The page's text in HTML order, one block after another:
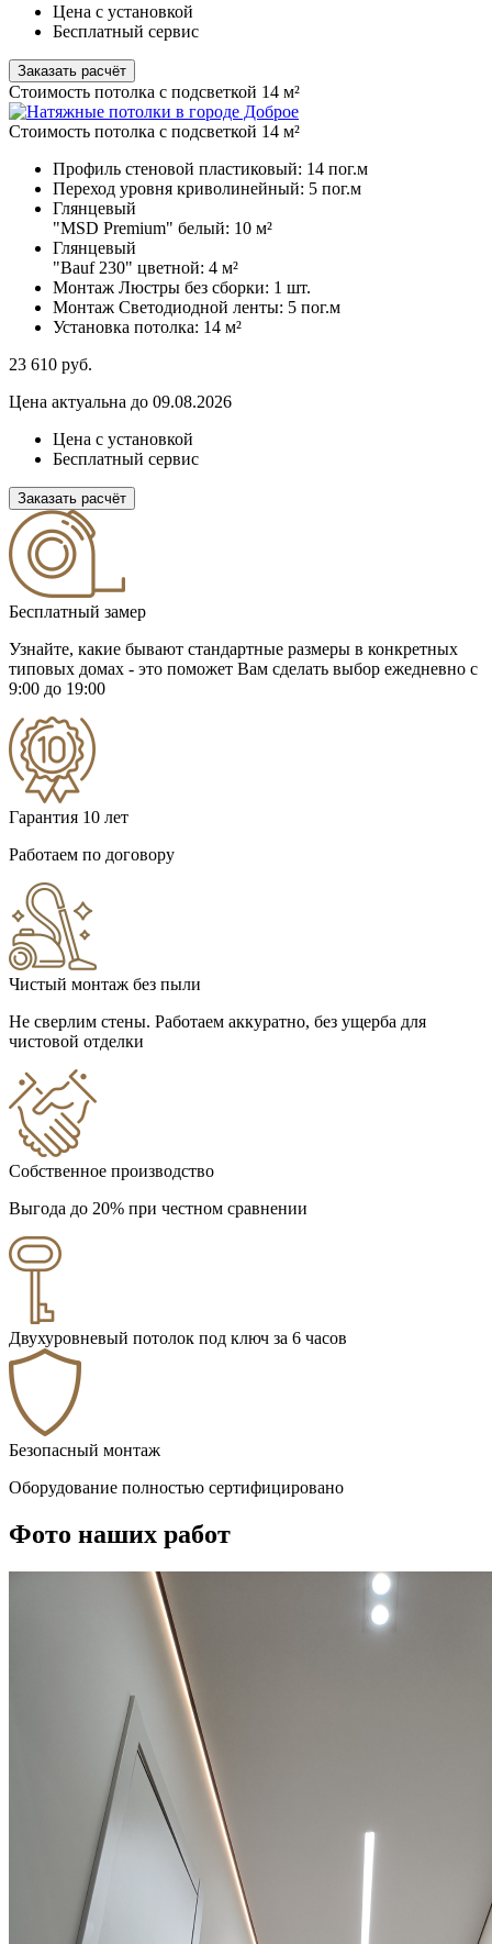
Цена с установкой
Бесплатный сервис
Заказать расчёт
Стоимость потолка с подсветкой 14 м²
Стоимость потолка с подсветкой 14 м²
Профиль стеновой пластиковый: 14 пог.м
Переход уровня криволинейный: 5 пог.м
Глянцевый
"MSD Premium" белый: 10 м²
Глянцевый
"Bauf 230" цветной: 4 м²
Монтаж Люстры без сборки: 1 шт.
Монтаж Светодиодной ленты: 5 пог.м
Установка потолка: 14 м²
23 610 руб.
Цена актуальна до 09.08.2026
Цена с установкой
Бесплатный сервис
Заказать расчёт
Бесплатный замер
Узнайте, какие бывают стандартные размеры в конкретных
типовых домах - это поможет Вам сделать выбор ежедневно с
9:00 до 19:00
Гарантия 10 лет
Работаем по договору
Чистый монтаж без пыли
Не сверлим стены. Работаем аккуратно, без ущерба для
чистовой отделки
Собственное производство
Выгода до 20% при честном сравнении
Двухуровневый потолок под ключ за 6 часов
Безопасный монтаж
Оборудование полностью сертифицировано
Фото наших работ